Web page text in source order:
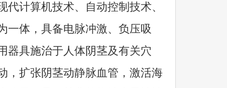
计算机技术、自动控制技术、
一体，具备电脉冲激、负压吸
器具施治于人体阴茎及有关穴
，扩张阴茎动静脉血管，激活海